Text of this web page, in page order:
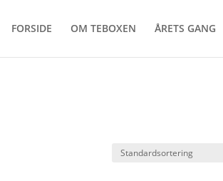
FORSIDE OM TEBOXEN ÅRETS GANG